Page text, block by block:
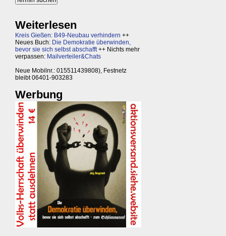
Weiterlesen
Kreis Gießen: B49-Neubau verhindern ++
Neues Buch: Die Demokratie überwinden,
bevor sie sich selbst abschafft++ Nichts mehr
verpassen: Mailverteiler&Chats
Neue Mobilnr.: 015511439808), Festnetz
bleibt 06401-903283
Werbung